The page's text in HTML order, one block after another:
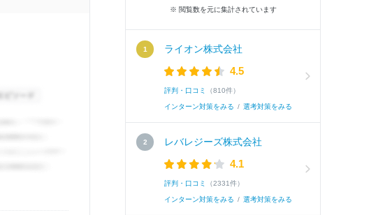
面接官/学生
雰囲気
※ 閲覧数を元に集計されています
ライオン株式会社
4.5
評判・口コミ （810件）
インターン対策をみる / 選考対策をみる
レバレジーズ株式会社
4.1
評判・口コミ （2331件）
インターン対策をみる / 選考対策をみる